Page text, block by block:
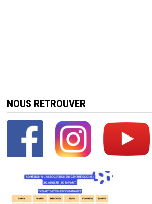
NOUS RETROUVER